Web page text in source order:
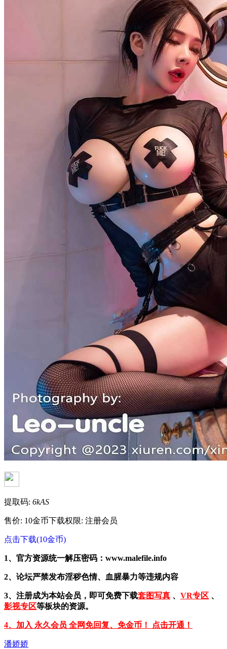
提取码: 6kAS
售价: 10金币下载权限: 注册会员
点击下载(10金币)
1、官方资源统一解压密码：www.malefile.info
2、论坛严禁发布淫秽色情、血腥暴力等违规内容
3、注册成为本站会员，即可免费下载套图写真 、 VR专区 、
影视专区等板块的资源。
4、加入 永久会员 全网免回复、免金币！ 点击开通！
潘娇娇